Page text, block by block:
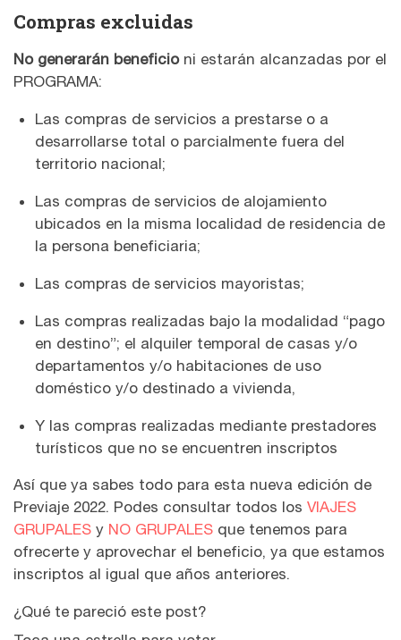
Compras excluidas
No generarán beneficioni estarán alcanzadas por el
PROGRAMA:
Las compras de servicios a prestarse o a
desarrollarse total o parcialmente fuera del
territorio nacional;
Las compras de servicios de alojamiento
ubicados en la misma localidad de residencia de
la persona beneficiaria;
Las compras de servicios mayoristas;
Las compras realizadas bajo la modalidad “pago
en destino”; el alquiler temporal de casas y/o
departamentos y/o habitaciones de uso
doméstico y/o destinado a vivienda,
Y las compras realizadas mediante prestadores
turísticos que no se encuentren inscriptos
Así que ya sabes todo para esta nueva edición de
Previaje 2022. Podes consultar todos los VIAJES
GRUPALES y NO GRUPALES que tenemos para
ofrecerte y aprovechar el beneficio, ya que estamos
inscriptos al igual que años anteriores.
¿Qué te pareció este post?